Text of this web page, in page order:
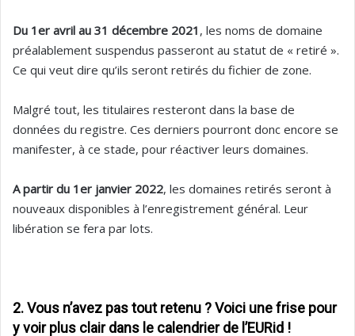
Du 1er avril au 31 décembre 2021 , les noms de domaine
préalablement suspendus passeront au statut de « retiré ».
Ce qui veut dire qu’ils seront retirés du fichier de zone.
Malgré tout, les titulaires resteront dans la base de
données du registre. Ces derniers pourront donc encore se
manifester, à ce stade, pour réactiver leurs domaines.
A partir du 1er janvier 2022, les domaines retirés seront à
nouveaux disponibles à l’enregistrement général. Leur
libération se fera par lots.
2. Vous n’avez pas tout retenu ? Voici une frise pour
y voir plus clair dans le calendrier de l’EURid !